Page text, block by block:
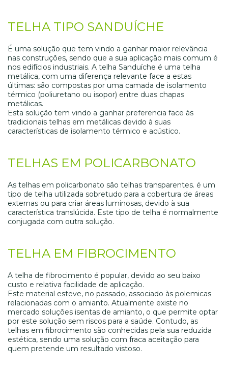
TELHA TIPO SANDUÍCHE
É uma solução que tem vindo a ganhar maior relevância
nas construções, sendo que a sua aplicação mais comum é
nos edifícios industriais. A telha Sanduíche é uma telha
metálica, com uma diferença relevante face a estas
últimas: são compostas por uma camada de isolamento
térmico (poliuretano ou isopor) entre duas chapas
metálicas.
Esta solução tem vindo a ganhar preferencia face às
tradicionais telhas em metálicas devido à suas
características de isolamento térmico e acústico.
TELHAS EM POLICARBONATO
As telhas em policarbonato são telhas transparentes. é um
tipo de telha utilizada sobretudo para a cobertura de áreas
externas ou para criar áreas luminosas, devido à sua
característica translúcida. Este tipo de telha é normalmente
conjugada com outra solução.
TELHA EM FIBROCIMENTO
A telha de fibrocimento é popular, devido ao seu baixo
custo e relativa facilidade de aplicação.
Este material esteve, no passado, associado às polemicas
relacionadas com o amianto. Atualmente existe no
mercado soluções isentas de amianto, o que permite optar
por este solução sem riscos para a saúde. Contudo, as
telhas em fibrocimento são conhecidas pela sua reduzida
estética, sendo uma solução com fraca aceitação para
quem pretende um resultado vistoso.